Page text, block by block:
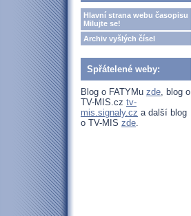
Hlavní strana webu časopisu
Milujte se!
Archiv vyšlých čísel
Spřátelené weby:
Blog o FATYMu zde, blog o
TV-MIS.cz tv-
mis.signaly.cz a další blog
o TV-MIS zde.